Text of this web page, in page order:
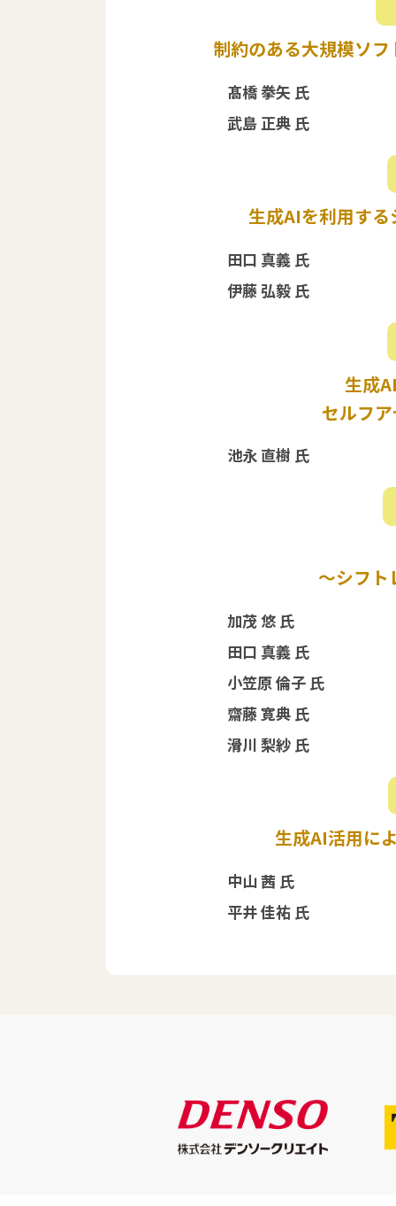
制約のある大規模ソ
髙橋 拳矢 氏
武島 正典 氏
生成AIを利用す
田口 真義 氏
伊藤 弘毅 氏
生成
セルフ
池永 直樹 氏
～シフト
加茂 悠 氏
田口 真義 氏
小笠原 倫子 氏
齋藤 寛典 氏
滑川 梨紗 氏
生成AI活用に
中山 茜 氏
平井 佳祐 氏